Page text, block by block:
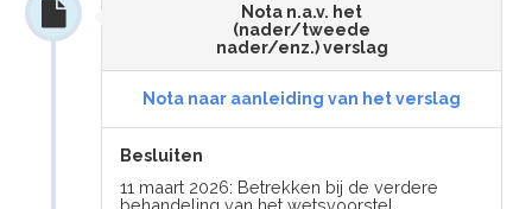
Nota n.a.v. het
(nader/tweede
nader/enz.) verslag
Nota naar aanleiding van het verslag
Besluiten
11 maart 2026: Betrekken bij de verdere
behandeling van het wetsvoorstel.